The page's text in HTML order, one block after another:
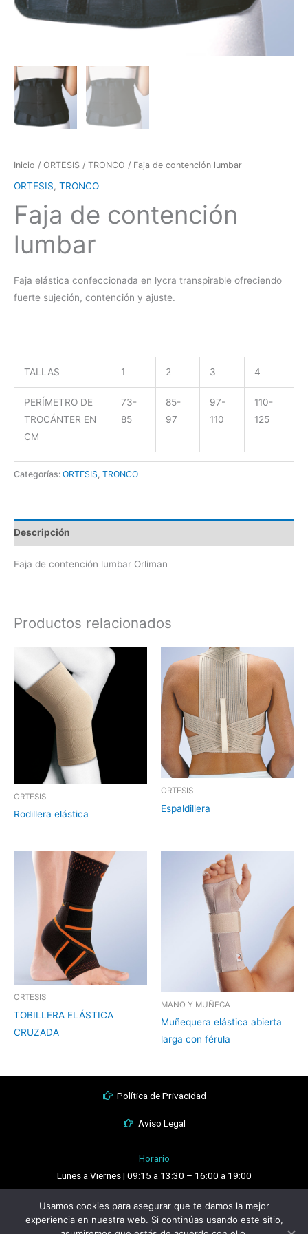
Inicio / ORTESIS / TRONCO / Faja de contención lumbar
ORTESIS, TRONCO
Faja de contención
lumbar
Faja elástica confeccionada en lycra transpirable ofreciendo
fuerte sujeción, contención y ajuste.
TALLAS 1 2 3 4
PERÍMETRO DE
TROCÁNTER EN
CM
73-
85
85-
97
97-
110
110-
125
Categorías: ORTESIS TRONCO
Descripción
Faja de contención lumbar Orliman
Productos relacionados
ORTESIS
Rodillera elástica
ORTESIS
Espaldillera
ORTESIS
TOBILLERA ELÁSTICA
CRUZADA
MANO Y MUÑECA
Muñequera elástica abierta
larga con férula
Política de Privacidad
Aviso Legal
Horario
Lunes a Viernes | 09:15 a 13:30 – 16:00 a 19:00
F
I
Y
Usamos cookies para asegurar que te damos la mejor
experiencia en nuestra web. Si continúas usando este sitio,